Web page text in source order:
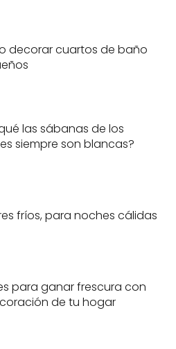
decorar cuartos de baño
las sábanas de los
siempre son blancas?
fríos, para noches cálidas
para ganar frescura con
de tu hogar